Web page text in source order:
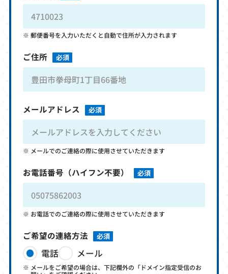
郵便番号を入力いただくと自動で住所が入力されます
ご住所 必須
メールアドレス 必須
メールでのご連絡の際に使用させていただきます
お電話番号 （ハイフン不要） 必須
お電話でのご連絡の際に使用させていただきます
ご希望の連絡方法 必須
電話 メール
メールをご希望の場合は、下記欄外の「ドメイン指定受信のお